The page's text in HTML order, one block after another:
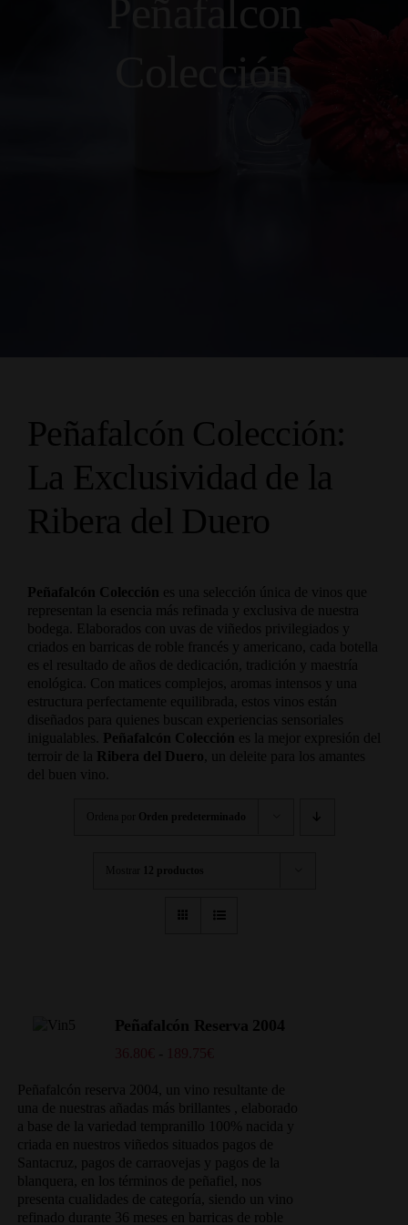
Peñafalcon
Colección
Peñafalcón Colección:
La Exclusividad de la
Ribera del Duero
Peñafalcón Colección es una selección única de vinos que
representan la esencia más refinada y exclusiva de nuestra
bodega. Elaborados con uvas de viñedos privilegiados y
criados en barricas de roble francés y americano, cada botella
es el resultado de años de dedicación, tradición y maestría
enológica. Con matices complejos, aromas intensos y una
estructura perfectamente equilibrada, estos vinos están
diseñados para quienes buscan experiencias sensoriales
inigualables.
Peñafalcón Colección es la mejor expresión del
terroir de la Ribera del Duero , un deleite para los amantes
del buen vino.
Ordena por Orden predeterminado
Mostrar 12 productos
Peñafalcón Reserva 2004
36.80€ - 189.75€
precios:
desde
36.80€
hasta
189.75€
Peñafalcón reserva 2004, un vino resultante de
una de nuestras añadas más brillantes , elaborado
a base de la variedad tempranillo 100% nacida y
criada en nuestros viñedos situados
pagos de
Santacruz, pagos de carraovejas y pagos de la
blanquera, en los términos de peñafiel, nos
presenta cualidades de categoría, siendo un vino
refinado durante 36 meses en barricas de roble